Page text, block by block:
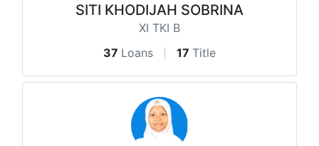
SITI KHODIJAH SOBRINA
XI TKI B
37 Loans 17 Title